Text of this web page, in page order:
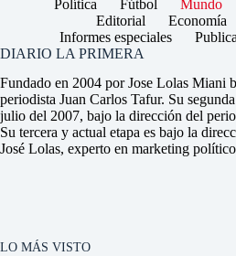
Política Fútbol Mundo
Editorial
Economía
Informes especiales
DIARIO LA PRIMERA
Fundado en 2004 por Jose Lolas Miani
periodista Juan Carlos Tafur. Su
julio del 2007, bajo la dirección del
Su tercera y actual etapa es bajo la
José Lolas, experto en marketing
LO MÁS VISTO